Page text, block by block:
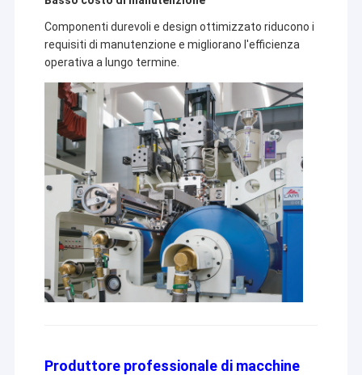
Componenti durevoli e design ottimizzato riducono i
requisiti di manutenzione e migliorano l'efficienza
operativa a lungo termine.
Produttore professionale di macchine